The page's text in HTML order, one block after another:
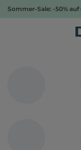
Sommer-Sale: -50%